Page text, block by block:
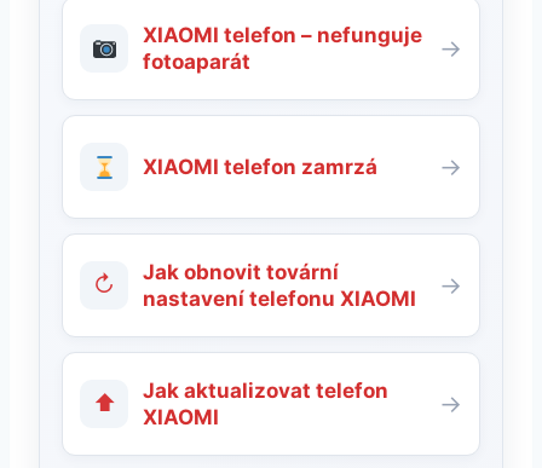
XIAOMI telefon – nefunguje
fotoaparát
→
XIAOMI telefon zamrzá →
↻
Jak obnovit tovární
nastavení telefonu XIAOMI
→
⬆
Jak aktualizovat telefon
XIAOMI
→